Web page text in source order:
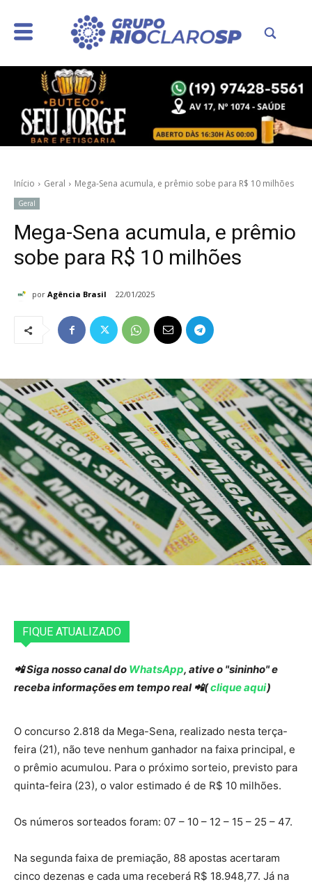
Início Geral Mega-Sena acumula, e prêmio sobe para R$ 10 milhões
Geral
Mega-Sena acumula, e prêmio
sobe para R$ 10 milhões
por Agência Brasil 22/01/2025
FIQUE ATUALIZADO
📲 Siga nosso canal do WhatsApp, ative o "sininho" e
receba informações em tempo real 📲(clique aqui)
O concurso 2.818 da Mega-Sena, realizado nesta terça-
feira (21), não teve nenhum ganhador na faixa principal, e
o prêmio acumulou. Para o próximo sorteio, previsto para
quinta-feira (23), o valor estimado é de R$ 10 milhões.
Os números sorteados foram: 07 – 10 – 12 – 15 – 25 – 47.
Na segunda faixa de premiação, 88 apostas acertaram
cinco dezenas e cada uma receberá R$ 18.948,77. Já na